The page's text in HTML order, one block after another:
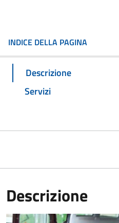
INDICE DELLA PAGINA
Descrizione
Servizi
Descrizione